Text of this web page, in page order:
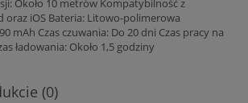
Około 10 metrów Kompatybilność z
oraz iOS Bateria: Litowo-polimerowa
mAh Czas czuwania: Do 20 dni Czas pracy na
ładowania: Około 1,5 godziny
(0)